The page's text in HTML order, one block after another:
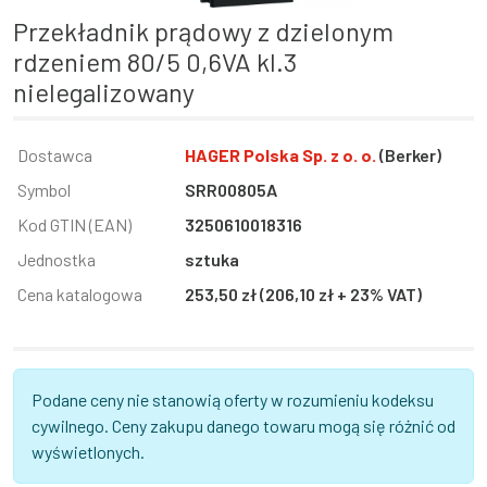
Przekładnik prądowy z dzielonym
rdzeniem 80/5 0,6VA kl.3
nielegalizowany
Informacja
Wartość
Dostawca HAGER Polska Sp. z o. o. (Berker)
Symbol
SRR00805A
Kod GTIN (EAN)
3250610018316
Jednostka
sztuka
Cena katalogowa
253,50 zł (206,10 zł + 23% VAT)
Podane ceny nie stanowią oferty w rozumieniu kodeksu
cywilnego. Ceny zakupu danego towaru mogą się różnić od
wyświetlonych.